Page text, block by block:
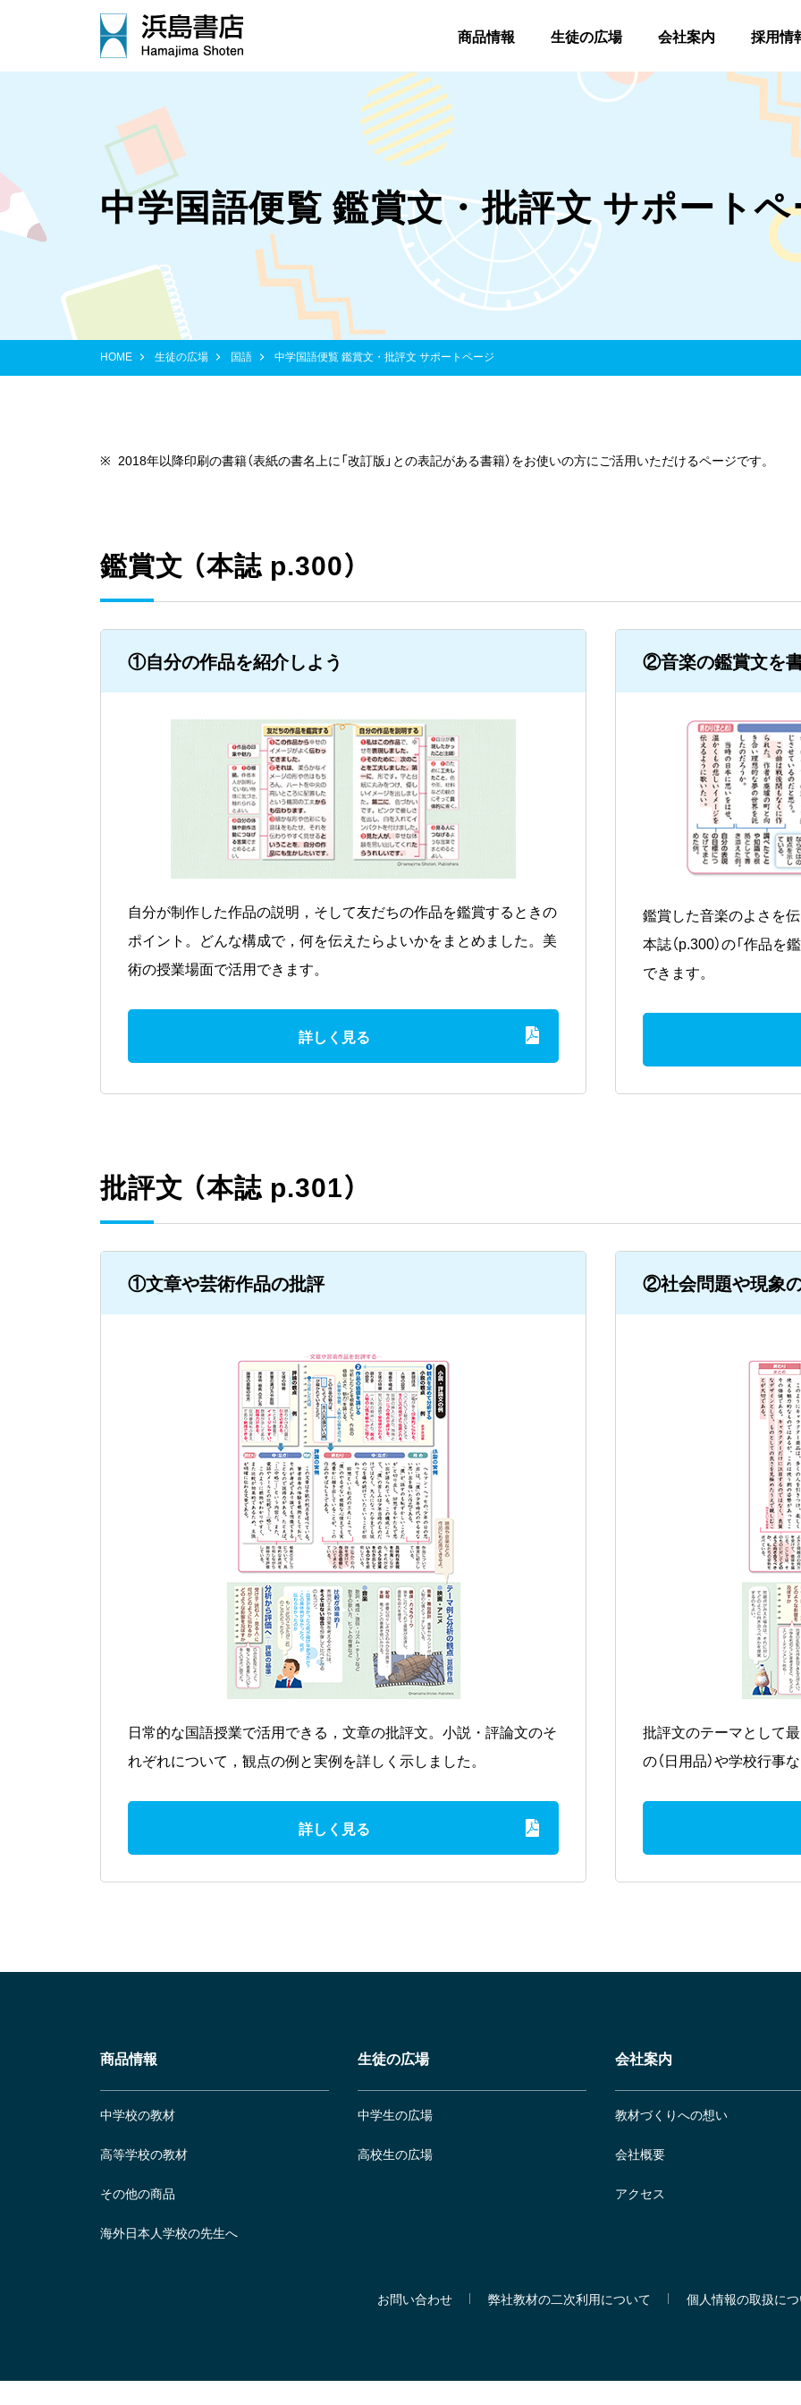
商品情報 生徒の広場 会社案内 採用情
中学国語便覧 鑑賞文・批評文 サポート
HOME 生徒の広場 国語 中学国語便覧 鑑賞文・批評文 サポートページ
2018年以降印刷の書籍（表紙の書名上に「改訂版」との表記がある書籍）をお使いの方にご活用いただけるページです。
鑑賞文 （本誌 p.300）
①自分の作品を紹介しよう
自分が制作した作品の説明，そして友だちの作品を鑑賞するときの
ポイント。どんな構成で，何を伝えたらよいかをまとめました。美
術の授業場面で活用できます。
詳しく見る
②音楽の鑑賞文を
鑑賞した音楽のよさを
本誌（p.300）の「作品
できます。
批評文 （本誌 p.301）
①文章や芸術作品の批評
日常的な国語授業で活用できる，文章の批評文。小説・評論文のそ
れぞれについて，観点の例と実例を詳しく示しました。
詳しく見る
②社会問題や現象
批評文のテーマとして
の（日用品）や学校行事
商品情報
中学校の教材
高等学校の教材
その他の商品
海外日本人学校の先生へ
生徒の広場
中学生の広場
高校生の広場
会社案内
教材づくりへの想い
会社概要
アクセス
お問い合わせ 弊社教材の二次利用について 個人情報の取扱に